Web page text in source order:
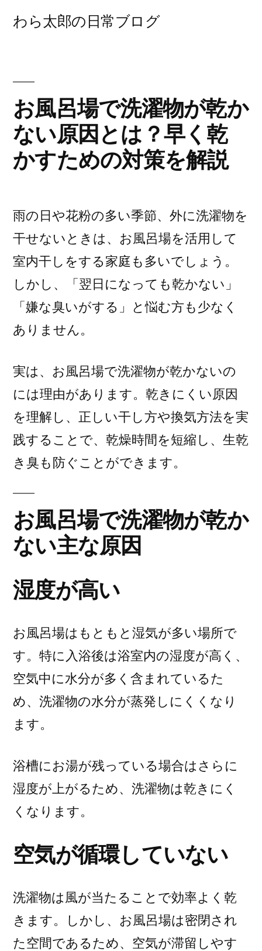
わら太郎の日常ブログ
お風呂場で洗濯物が乾か
ない原因とは？早く乾
かすための対策を解説
雨の日や花粉の多い季節、外に洗濯物を
干せないときは、お風呂場を活用して
室内干しをする家庭も多いでしょう。
しかし、「翌日になっても乾かない」
「嫌な臭いがする」と悩む方も少なく
ありません。
実は、お風呂場で洗濯物が乾かないの
には理由があります。乾きにくい原因
を理解し、正しい干し方や換気方法を実
践することで、乾燥時間を短縮し、生乾
き臭も防ぐことができます。
お風呂場で洗濯物が乾か
ない主な原因
湿度が高い
お風呂場はもともと湿気が多い場所で
す。特に入浴後は浴室内の湿度が高く、
空気中に水分が多く含まれているた
め、洗濯物の水分が蒸発しにくくなり
ます。
浴槽にお湯が残っている場合はさらに
湿度が上がるため、洗濯物は乾きにく
くなります。
空気が循環していない
洗濯物は風が当たることで効率よく乾
きます。しかし、お風呂場は密閉され
た空間であるため、空気が滞留しやす